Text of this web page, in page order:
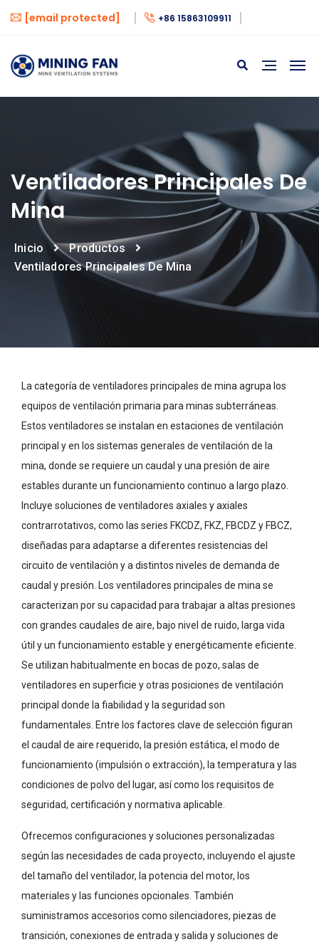
[email protected] +86 15863109911
Ventiladores Principales De
Mina
Inicio
Productos
Ventiladores Principales De Mina
La categoría de ventiladores principales de mina agrupa los
equipos de ventilación primaria para minas subterráneas.
Estos ventiladores se instalan en estaciones de ventilación
principal y en los sistemas generales de ventilación de la
mina, donde se requiere un caudal y una presión de aire
estables durante un funcionamiento continuo a largo plazo.
Incluye soluciones de ventiladores axiales y axiales
contrarrotativos, como las series FKCDZ, FKZ, FBCDZ y FBCZ,
diseñadas para adaptarse a diferentes resistencias del
circuito de ventilación y a distintos niveles de demanda de
caudal y presión. Los ventiladores principales de mina se
caracterizan por su capacidad para trabajar a altas presiones
con grandes caudales de aire, bajo nivel de ruido, larga vida
útil y un funcionamiento estable y energéticamente eficiente.
Se utilizan habitualmente en bocas de pozo, salas de
ventiladores en superficie y otras posiciones de ventilación
principal donde la fiabilidad y la seguridad son
fundamentales. Entre los factores clave de selección figuran
el caudal de aire requerido, la presión estática, el modo de
funcionamiento (impulsión o extracción), la temperatura y las
condiciones de polvo del lugar, así como los requisitos de
seguridad, certificación y normativa aplicable.
Ofrecemos configuraciones y soluciones personalizadas
según las necesidades de cada proyecto, incluyendo el ajuste
del tamaño del ventilador, la potencia del motor, los
materiales y las funciones opcionales. También
suministramos accesorios como silenciadores, piezas de
transición, conexiones de entrada y salida y soluciones de